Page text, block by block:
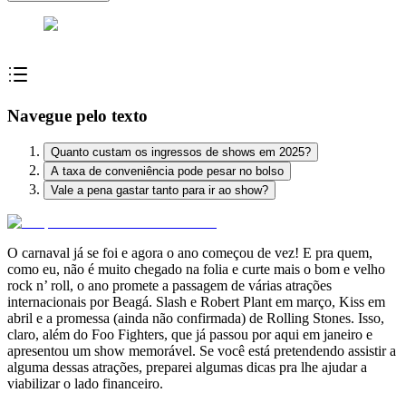
Navegue pelo texto
Quanto custam os ingressos de shows em 2025?
A taxa de conveniência pode pesar no bolso
Vale a pena gastar tanto para ir ao show?
O carnaval já se foi e agora o ano começou de vez! E pra quem,
como eu, não é muito chegado na folia e curte mais o bom e velho
rock n’ roll, o ano promete a passagem de várias atrações
internacionais por Beagá. Slash e Robert Plant em março, Kiss em
abril e a promessa (ainda não confirmada) de Rolling Stones. Isso,
claro, além do Foo Fighters, que já passou por aqui em janeiro e
apresentou um show memorável. Se você está pretendendo assistir a
alguma dessas atrações, preparei algumas dicas pra lhe ajudar a
viabilizar o lado financeiro.